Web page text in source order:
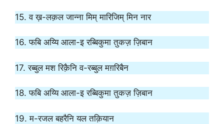
15. व ख़-लक़ल जान्ना मिम् मारिजिम् मिन नार
16. फबि अय्यि आला-इ रब्बिकुमा तुकज़ ज़िबान
17. रब्बुल मश रिक़ैनि व-रब्बुल मग़रिबैन
18. फबि अय्यि आला-इ रब्बिकुमा तुकज़ ज़िबान
19. म-रजल बहरैनि यल तक़ियान